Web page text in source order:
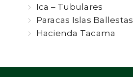
Ica – Tubulares
Paracas Islas Ballestas
Hacienda Tacama